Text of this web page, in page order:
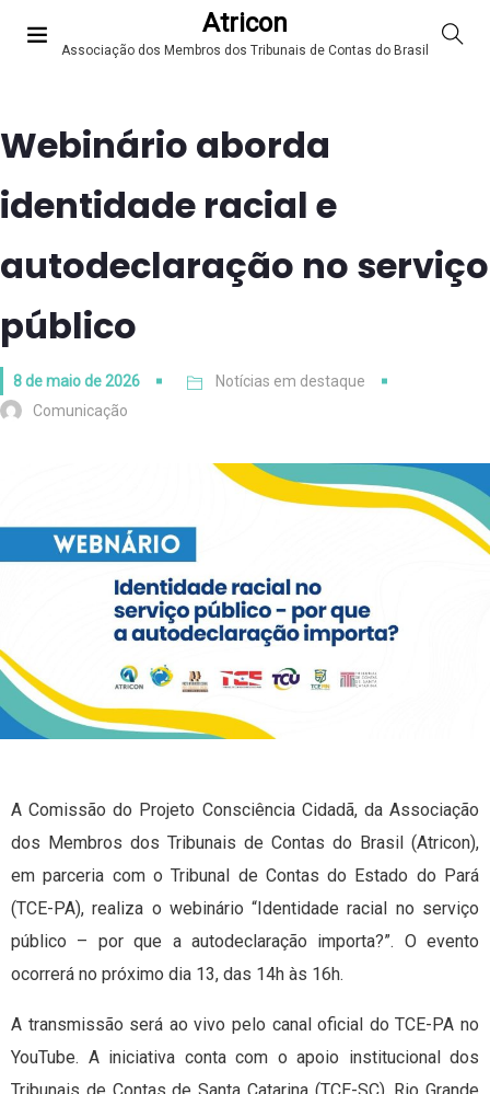
Atricon
Associação dos Membros dos Tribunais de Contas do Brasil
Webinário aborda
identidade racial e
autodeclaração no serviço
público
8 de maio de 2026
Notícias em destaque
Comunicação
A Comissão do Projeto Consciência Cidadã, da Associação
dos Membros dos Tribunais de Contas do Brasil (Atricon),
em parceria com o Tribunal de Contas do Estado do Pará
(TCE-PA), realiza o webinário “Identidade racial no serviço
público – por que a autodeclaração importa?”. O evento
ocorrerá no próximo dia 13, das 14h às 16h.
A transmissão será ao vivo pelo canal oficial do TCE-PA no
YouTube. A iniciativa conta com o apoio institucional dos